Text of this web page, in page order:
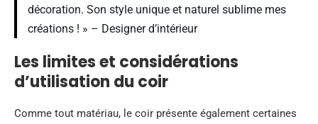
décoration. Son style unique et naturel sublime mes
créations ! » – Designer d’intérieur
Les limites et considérations
d’utilisation du coir
Comme tout matériau, le coir présente également certaines